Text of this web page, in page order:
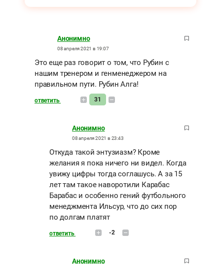
Анонимно
08 апреля 2021 в 19:07
Это еще раз говорит о том, что Рубин с
нашим тренером и генменеджером на
правильном пути. Рубин Алга!
ответить 31
Анонимно
08 апреля 2021 в 23:43
Откуда такой энтузиазм? Кроме
желания я пока ничего ни видел. Когда
увижу цифры тогда соглашусь. А за 15
лет там такое наворотили Карабас
Барабас и особенно гений футбольного
менеджмента Ильсур, что до сих пор
по долгам платят
ответить -2
Анонимно